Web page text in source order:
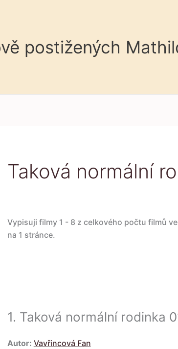
postižených
Taková normální
Vypisuji filmy 1 - 8 z celkového počtu filmů
na 1 stránce.
1. Taková normální rodinka
Autor: Vavřincová Fan